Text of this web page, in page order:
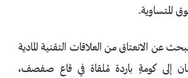
المتساوية.
عن الانعتاق من العلاقات التقنية المادية
إلى كومةٍ باردة مُلقاة في قاع صفصف،